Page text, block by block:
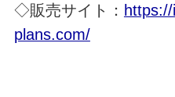
◇販売サイト：
plans.com/